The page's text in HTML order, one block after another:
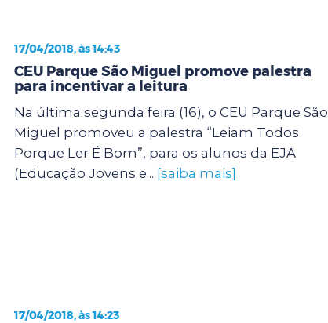
17/04/2018, às 14:43
CEU Parque São Miguel promove palestra
para incentivar a leitura
Na última segunda feira (16), o CEU Parque São
Miguel promoveu a palestra “Leiam Todos
Porque Ler É Bom”, para os alunos da EJA
(Educação Jovens e... [saiba mais]
17/04/2018, às 14:23